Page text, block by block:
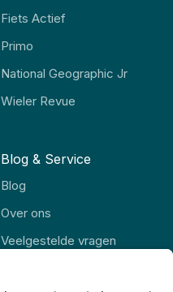
Fiets Actief
Primo
National Geographic Jr
Wieler Revue
Blog & Service
Blog
Over ons
Veelgestelde vragen